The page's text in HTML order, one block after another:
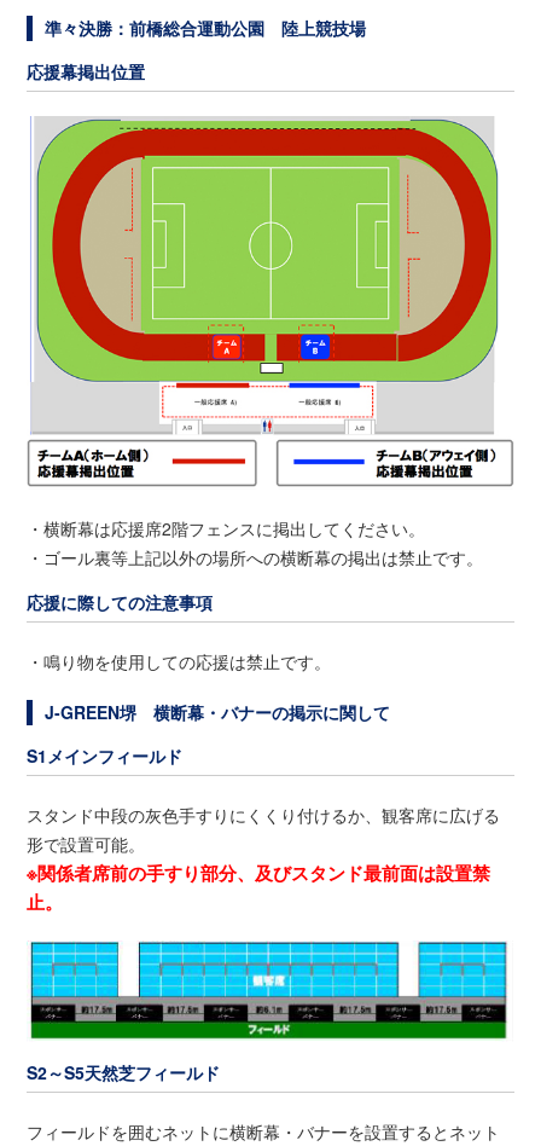
準々決勝：前橋総合運動公園 陸上競技場
応援幕掲出位置
・横断幕は応援席2階フェンスに掲出してください。
・ゴール裏等上記以外の場所への横断幕の掲出は禁止です。
応援に際しての注意事項
・鳴り物を使用しての応援は禁止です。
J-GREEN堺 横断幕・バナーの掲示に関して
S1メインフィールド
スタンド中段の灰色手すりにくくり付けるか、観客席に広げる
形で設置可能。
※関係者席前の手すり部分、及びスタンド最前面は設置禁
止。
S2～S5天然芝フィールド
フィールドを囲むネットに横断幕・バナーを設置するとネット